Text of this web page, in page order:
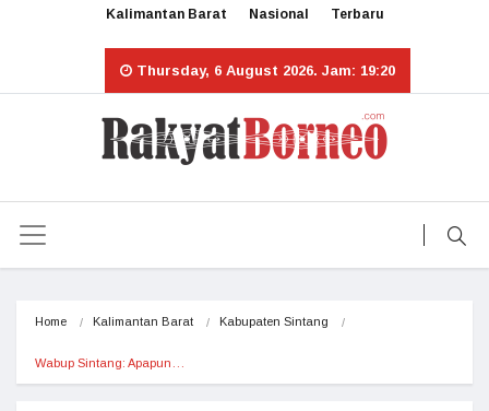
Kalimantan Barat Nasional Terbaru
Thursday, 6 August 2026. Jam: 19:20
Home Kalimantan Barat Kabupaten Sintang
Wabup Sintang: Apapun…